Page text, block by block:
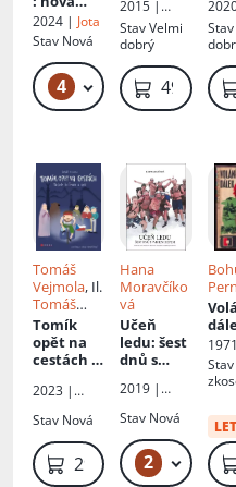
autobiogr
afie
2024 | Jota
Stav Nová
4 139 Kč – 399 Kč
aneb,
Vzpomíná
ní na
Gustava
Ginzela
2015 |
Kruh autorů
Liberecka
StavVelmi
dobrý
499 Kč
Stav
Tomáš
Vejmola, Il.
Tomáš
Vejmola
Tereza
Konupčíko
Tomík
opět na
cestách :
do Gruzie
a zpět
2023 |
Stav Nová
299 Kč
Hana
Moravčíko
vá
Učeň
ledu: šest
dnů s
Hofem
cesta za
sílou,
zdravím a
štěstím s
držitelem
2019 |
spol. s r.o.
Stav Nová
2
Stav